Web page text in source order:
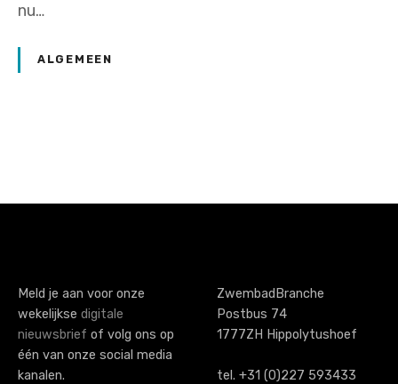
nu…
ALGEMEEN
o
s
n
a
Meld je aan voor onze
wekelijkse digitale
nieuwsbrief of volg ons op
één van onze social media
kanalen.
ZwembadBranche
Postbus 74
1777ZH Hippolytushoef
tel. +31 (0)227 593433